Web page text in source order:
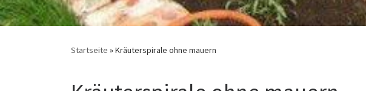
Startseite »Kräuterspirale ohne mauern